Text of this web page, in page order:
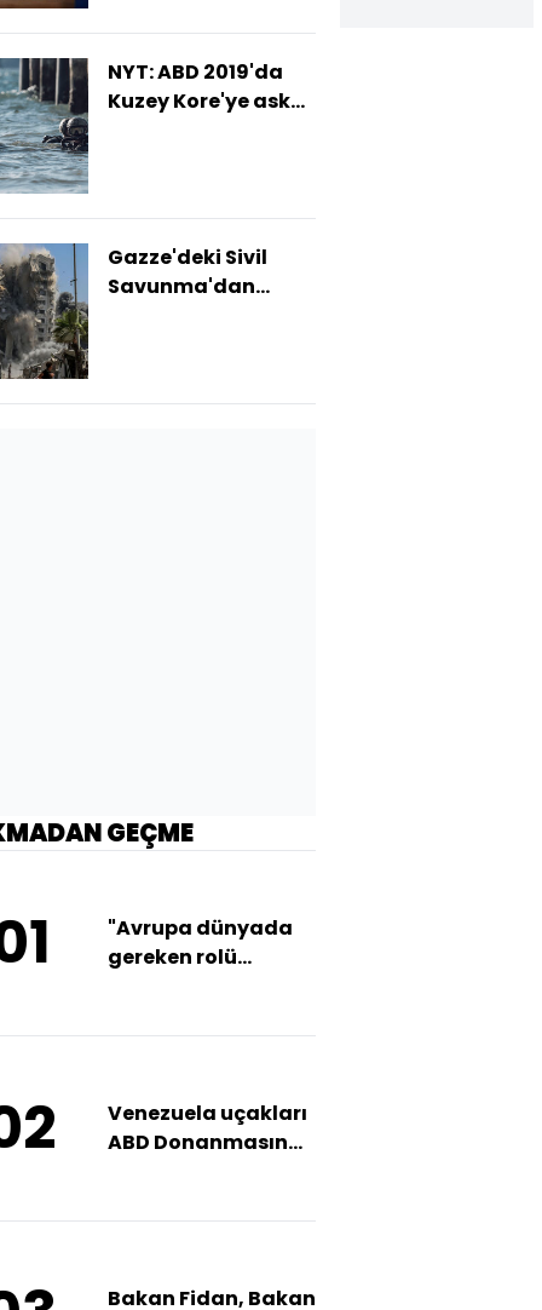
NYT: ABD 2019'da
Kuzey Kore'ye asker
Gazze'deki Sivil
Savunma'dan
GEÇME
"Avrupa dünyada
gereken rolü
Venezuela uçakları
ABD Donanmasına
Bakan Fidan, Bakan